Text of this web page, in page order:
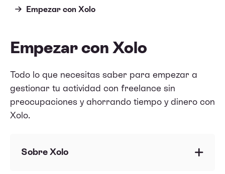
Empezar con Xolo
Empezar con Xolo
Todo lo que necesitas saber para empezar a
gestionar tu actividad con freelance sin
preocupaciones y ahorrando tiempo y dinero con
Xolo.
Sobre Xolo